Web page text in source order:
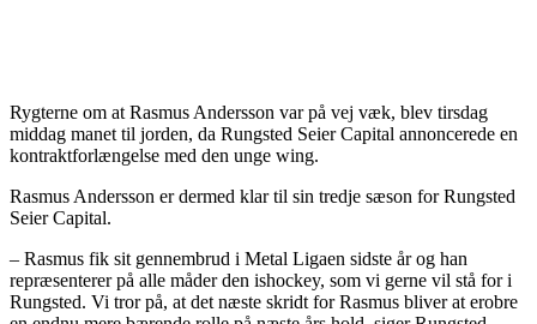
Rygterne om at Rasmus Andersson var på vej væk, blev tirsdag
middag manet til jorden, da Rungsted Seier Capital annoncerede en
kontraktforlængelse med den unge wing.
Rasmus Andersson er dermed klar til sin tredje sæson for Rungsted
Seier Capital.
– Rasmus fik sit gennembrud i Metal Ligaen sidste år og han
repræsenterer på alle måder den ishockey, som vi gerne vil stå for i
Rungsted. Vi tror på, at det næste skridt for Rasmus bliver at erobre